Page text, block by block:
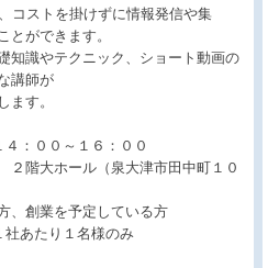
コストを掛けずに情報発信や集
とができます。
知識やテクニック、ショート動画の
講師が
ます。
４：００～１６：００
階大ホール（泉大津市田中町１０
、創業を予定している方
社あたり１名様のみ